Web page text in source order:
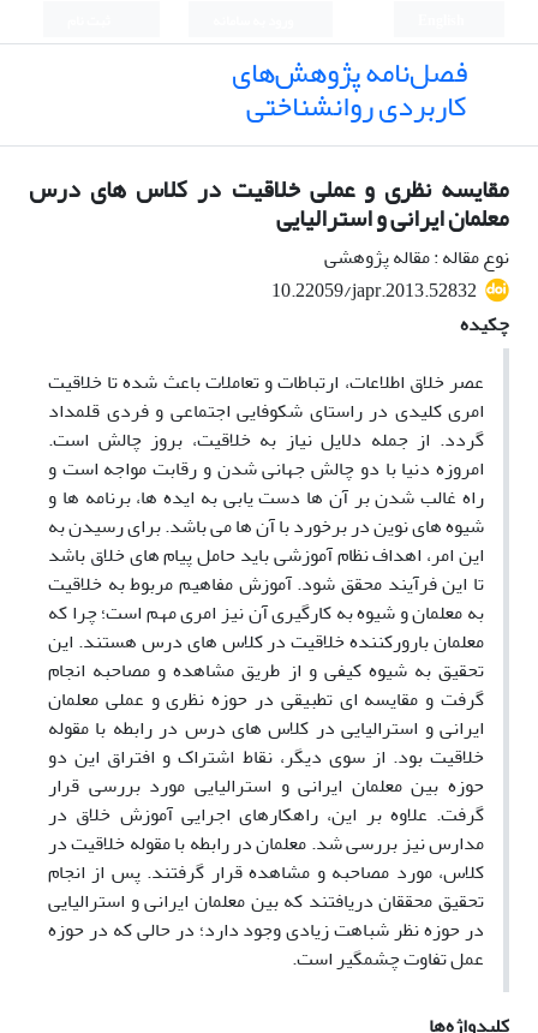
فصل‌نامه پژوهش‌های
کاربردی روانشناختی
مقایسه نظری و عملی خلاقیت در کلاس های درس
معلمان ایرانی و استرالیایی
نوع مقاله : مقاله پژوهشی
10.22059/japr.2013.52832
چکیده
عصر خلاق اطلاعات، ارتباطات و تعاملات باعث شده تا خلاقیت
امری کلیدی در راستای شکوفایی اجتماعی و فردی قلمداد
گردد. از جمله دلایل نیاز به خلاقیت، بروز چالش است.
امروزه دنیا با دو چالش جهانی ‌شدن و رقابت مواجه است و
راه غالب ‌شدن بر آن‌ ها دست ‌یابی به ایده ‌ها، برنامه ‌ها و
شیوه های نوین در برخورد با آن‌ ها می ‌باشد. برای رسیدن به
این امر، اهداف نظام آموزشی باید حامل پیام ‌های خلاق باشد
تا این فرآیند محقق شود. آموزش مفاهیم مربوط به خلاقیت
به معلمان و شیوه به کارگیری آن نیز امری مهم است؛ چرا که
معلمان بارورکننده خلاقیت در کلاس‌ های درس هستند. این
تحقیق به شیوه کیفی و از طریق مشاهده و مصاحبه انجام
گرفت و مقایسه ‌ای تطبیقی در حوزه نظری و عملی معلمان
ایرانی و استرالیایی در کلاس ‌های درس در رابطه با مقوله
خلاقیت بود. از سوی دیگر، نقاط اشتراک و افتراق این دو
حوزه بین معلمان ایرانی و استرالیایی مورد بررسی قرار
گرفت. علاوه بر این، راهکارهای اجرایی آموزش خلاق در
مدارس نیز بررسی شد. معلمان در رابطه با مقوله خلاقیت در
کلاس، مورد مصاحبه و مشاهده قرار گرفتند. پس از انجام
تحقیق محققان دریافتند که بین معلمان ایرانی و استرالیایی
در حوزه نظر شباهت زیادی وجود دارد؛ در حالی که در حوزه
عمل تفاوت چشمگیر است.
کلیدواژه‌ها